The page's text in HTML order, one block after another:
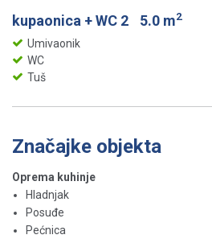
kupaonica + WC 2 5.0 m2
Umivaonik
WC
Tuš
Značajke objekta
Oprema kuhinje
Hladnjak
Posuđe
Pećnica